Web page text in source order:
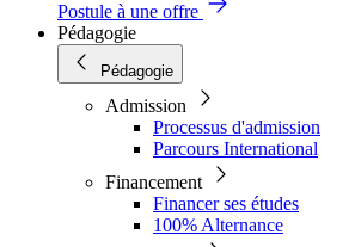
Postule à une offre
Pédagogie
Pédagogie
Admission
Processus d'admission
Parcours International
Financement
Financer ses études
100% Alternance